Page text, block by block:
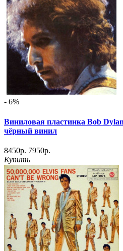
- 6%
Виниловая пластинка Bob
чёрный винил
8450р. 7950р.
Купить